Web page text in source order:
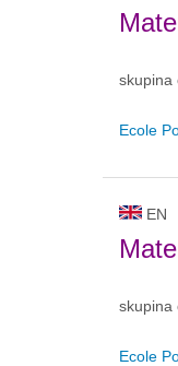
skupina
Ecole
EN
skupina
Ecole